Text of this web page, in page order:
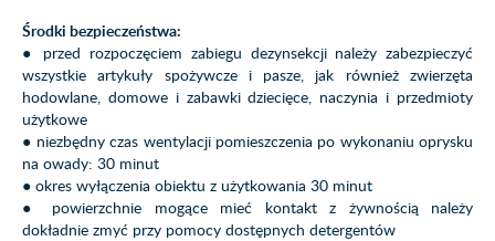
Środki bezpieczeństwa:
● przed rozpoczęciem zabiegu dezynsekcji należy zabezpieczyć
wszystkie artykuły spożywcze i pasze, jak również zwierzęta
hodowlane, domowe i zabawki dziecięce, naczynia i przedmioty
użytkowe
● niezbędny czas wentylacji pomieszczenia po wykonaniu oprysku
na owady: 30 minut
● okres wyłączenia obiektu z użytkowania 30 minut
● powierzchnie mogące mieć kontakt z żywnością należy
dokładnie zmyć przy pomocy dostępnych detergentów